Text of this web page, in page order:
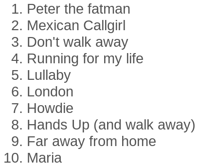
Peter the fatman
Mexican Callgirl
Don't walk away
Running for my life
Lullaby
London
Howdie
Hands Up (and walk away)
Far away from home
Maria